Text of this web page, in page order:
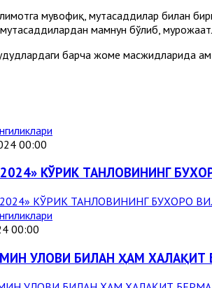
мувофиқ, мутасаддилар билан
мамнун бўлиб,
барча жоме масжидларида
00:00
КЎРИК ТАНЛОВИНИНГ
00:00
УЛОВИ БИЛАН ҲАМ ХАЛАҚИТ